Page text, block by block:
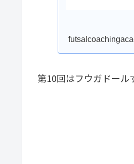
第10回はフウガドール